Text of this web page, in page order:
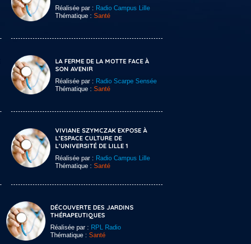
Réalisée par : Radio Campus Lille
Thématique : Santé
LA FERME DE LA MOTTE FACE À
SON AVENIR
Réalisée par : Radio Scarpe Sensée
Thématique : Santé
VIVIANE SZYMCZAK EXPOSE À
L’ESPACE CULTURE DE
L’UNIVERSITÉ DE LILLE 1
Réalisée par : Radio Campus Lille
Thématique : Santé
DÉCOUVERTE DES JARDINS
THÉRAPEUTIQUES
Réalisée par : RPL Radio
Thématique : Santé